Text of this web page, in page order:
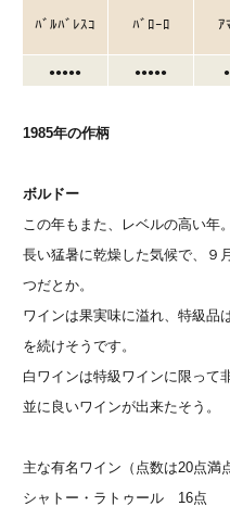
ﾊﾞﾙﾊﾞﾚｽｺ ﾊﾞﾛｰﾛ ｱ
●●●●● ●●●●●
1985年の作柄
ボルドー
この年もまた、レベルの高い年。
長い猛暑に乾燥した気候で、９
つだとか。
ワインは果実味に溢れ、特級品
を続けそうです。
白ワインは特級ワインに限って
並に良いワインが出来たそう。
主な有名ワイン（点数は20点満
シャトー・ラトゥール 16点